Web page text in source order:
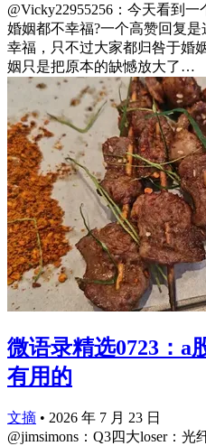
@Vicky22955256：今天看到
婚姻都不幸福?一个高赞回复
幸福，只不过大家都归咎于婚
姻只是把原本的缺憾放大了…
微语录精选0723：a
有用的
文摘 • 2026 年 7 月 23 日
@jimsimons：Q3四大loser：光